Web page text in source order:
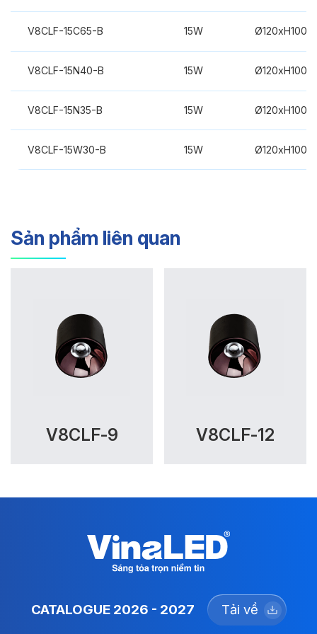
V8CLF-15C65-B 15W
V8CLF-15N40-B 15W
V8CLF-15N35-B 15W
V8CLF-15W30-B 15W
Sản phẩm liên quan
V8CLF-9 V8CLF-12
CATALOGUE 2026 - 2027 Tải về